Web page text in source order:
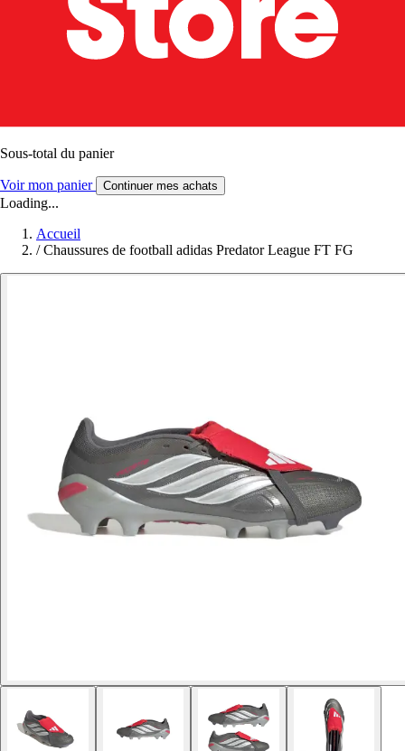
Sous-total du panier
Voir mon panier Continuer mes achats
Loading...
Accueil
/ Chaussures de football adidas Predator League FT FG